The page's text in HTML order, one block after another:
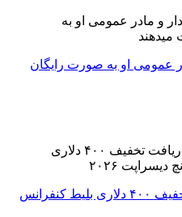
عمومی او به صورت رایگان
فرصت استثنایی: دریافت تخفیف ۴۰۰ دلاری بلیط کنفرانس